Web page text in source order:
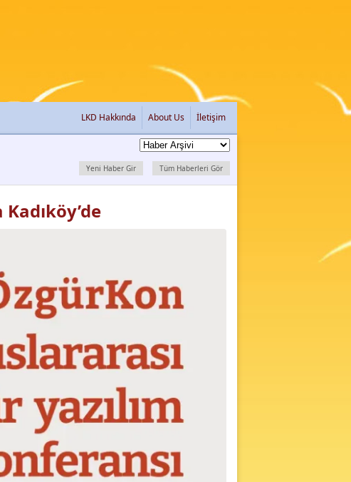
LKD Hakkında About Us İletişim
Yeni Haber Gir Tüm Haberleri Gör